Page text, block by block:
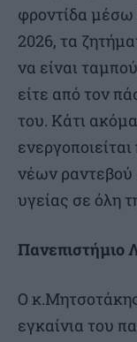
φροντίδα μέσω
2026, τα
να είναι
είτε από τον
του. Κάτι
νέων ραντεβού
υγείας σε όλη
Πανεπιστήμιο
Ο
εγκαίνια του